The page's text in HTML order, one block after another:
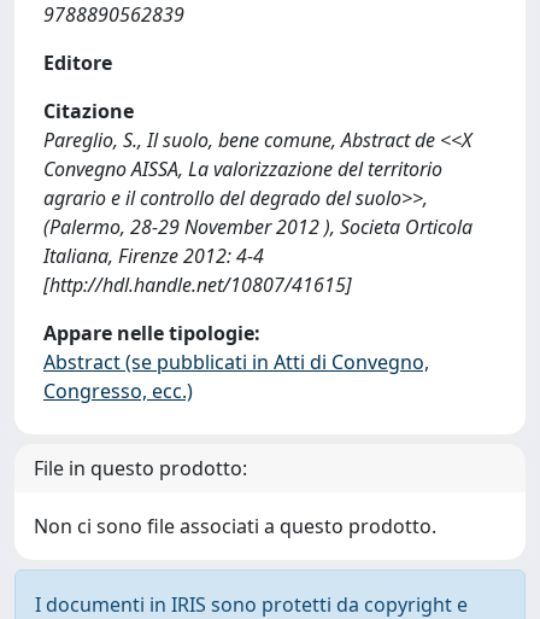
9788890562839
Editore
Citazione
Pareglio, S., Il suolo, bene comune, Abstract de <<X
Convegno AISSA, La valorizzazione del territorio
agrario e il controllo del degrado del suolo>>,
(Palermo, 28-29 November 2012 ), Societa Orticola
Italiana, Firenze 2012: 4-4
[http://hdl.handle.net/10807/41615]
Appare nelle tipologie:
Abstract (se pubblicati in Atti di Convegno,
Congresso, ecc.)
File in questo prodotto:
Non ci sono file associati a questo prodotto.
I documenti in IRIS sono protetti da copyright e